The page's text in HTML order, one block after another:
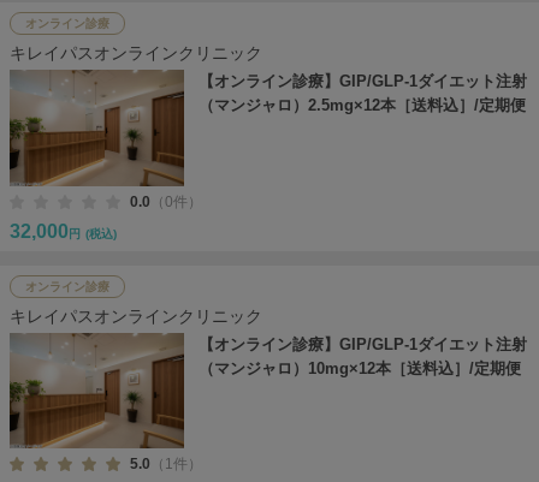
オンライン診療
キレイパスオンラインクリニック
【オンライン診療】GIP/GLP-1ダイエット注射
（マンジャロ）2.5mg×12本［送料込］/定期便
0.0 （0件）
32,000 円 (税込)
オンライン診療
キレイパスオンラインクリニック
【オンライン診療】GIP/GLP-1ダイエット注射
（マンジャロ）10mg×12本［送料込］/定期便
5.0 （1件）